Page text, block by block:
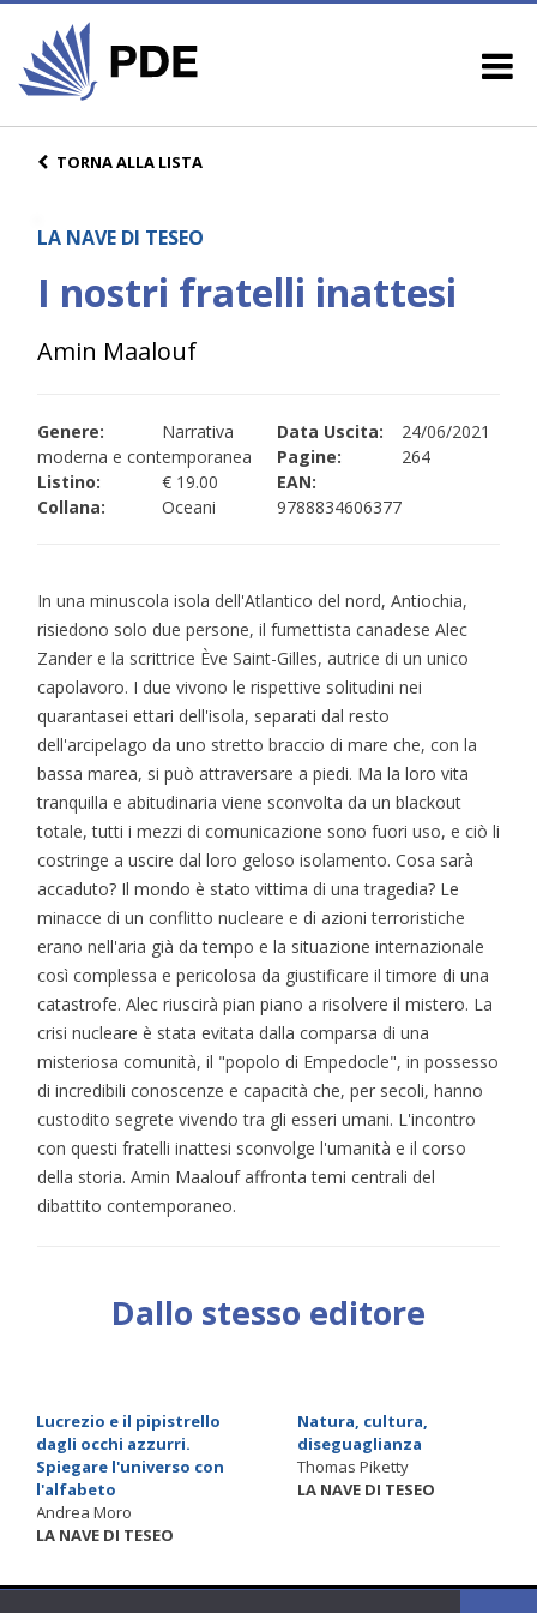
TORNA ALLA LISTA
LA NAVE DI TESEO
I nostri fratelli inattesi
Amin Maalouf
Genere:
Narrativa
moderna e contemporanea
Listino:
€ 19.00
Collana:
Oceani
Data Uscita:
24/06/2021
Pagine:
264
EAN:
9788834606377
In una minuscola isola dell'Atlantico del nord, Antiochia,
risiedono solo due persone, il fumettista canadese Alec
Zander e la scrittrice Ève Saint-Gilles, autrice di un unico
capolavoro. I due vivono le rispettive solitudini nei
quarantasei ettari dell'isola, separati dal resto
dell'arcipelago da uno stretto braccio di mare che, con la
bassa marea, si può attraversare a piedi. Ma la loro vita
tranquilla e abitudinaria viene sconvolta da un blackout
totale, tutti i mezzi di comunicazione sono fuori uso, e ciò li
costringe a uscire dal loro geloso isolamento. Cosa sarà
accaduto? Il mondo è stato vittima di una tragedia? Le
minacce di un conflitto nucleare e di azioni terroristiche
erano nell'aria già da tempo e la situazione internazionale
così complessa e pericolosa da giustificare il timore di una
catastrofe. Alec riuscirà pian piano a risolvere il mistero. La
crisi nucleare è stata evitata dalla comparsa di una
misteriosa comunità, il "popolo di Empedocle", in possesso
di incredibili conoscenze e capacità che, per secoli, hanno
custodito segrete vivendo tra gli esseri umani. L'incontro
con questi fratelli inattesi sconvolge l'umanità e il corso
della storia. Amin Maalouf affronta temi centrali del
dibattito contemporaneo.
Dallo stesso editore
Lucrezio e il pipistrello
dagli occhi azzurri.
Spiegare l'universo con
l'alfabeto
Andrea Moro
LA NAVE DI TESEO
Natura, cultura,
diseguaglianza
Thomas Piketty
LA NAVE DI TESEO